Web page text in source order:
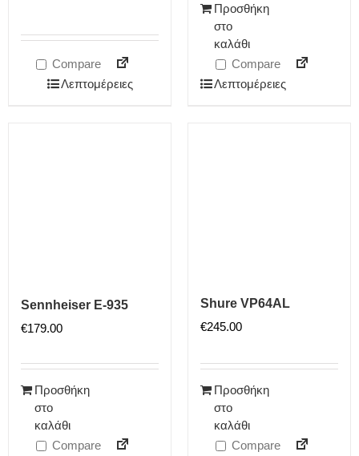
Compare
Λεπτομέρειες
Προσθήκη
στο
καλάθι
Compare
Λεπτομέρειες
Sennheiser E-935
€179.00
Προσθήκη
στο
καλάθι
Compare
Shure VP64AL
€245.00
Προσθήκη
στο
καλάθι
Compare